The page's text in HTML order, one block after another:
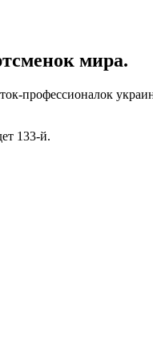
мира.
профессионалок
133-й.